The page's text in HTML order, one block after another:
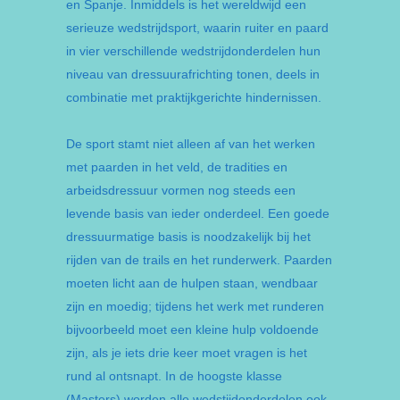
en Spanje. Inmiddels is het wereldwijd een
serieuze wedstrijdsport, waarin ruiter en paard
in vier verschillende wedstrijdonderdelen hun
niveau van dressuurafrichting tonen, deels in
combinatie met praktijkgerichte hindernissen.
De sport stamt niet alleen af van het werken
met paarden in het veld, de tradities en
arbeidsdressuur vormen nog steeds een
levende basis van ieder onderdeel. Een goede
dressuurmatige basis is noodzakelijk bij het
rijden van de trails en het runderwerk. Paarden
moeten licht aan de hulpen staan, wendbaar
zijn en moedig; tijdens het werk met runderen
bijvoorbeeld moet een kleine hulp voldoende
zijn, als je iets drie keer moet vragen is het
rund al ontsnapt. In de hoogste klasse